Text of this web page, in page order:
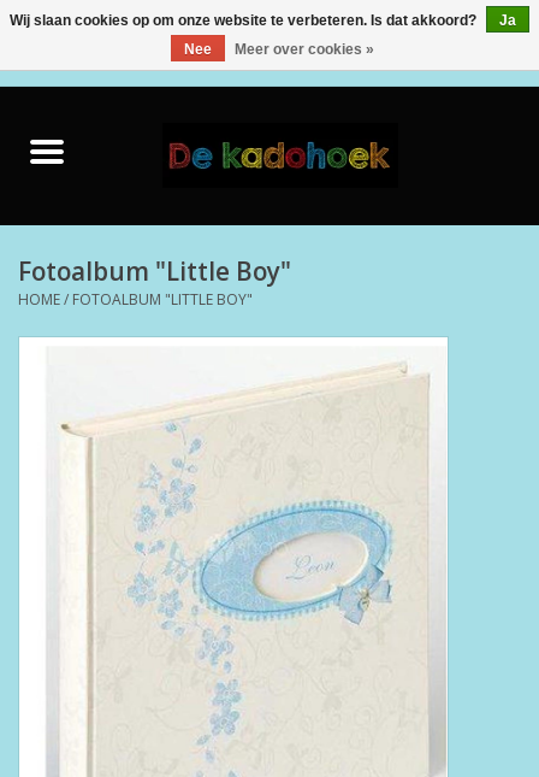
Back to School
Fotoalbum "Little Boy"
HOME/ FOTOALBUM "LITTLE BOY"
Wij slaan cookies op om onze website te verbeteren. Is dat akkoord?
Ja
Nee
Meer over cookies »